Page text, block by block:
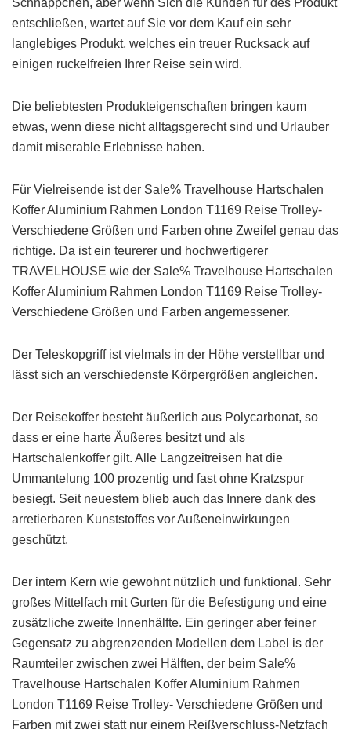
Schnäppchen, aber wenn Sich die Kunden für des Produkt
entschließen, wartet auf Sie vor dem Kauf ein sehr
langlebiges Produkt, welches ein treuer Rucksack auf
einigen ruckelfreien Ihrer Reise sein wird.
Die beliebtesten Produkteigenschaften bringen kaum
etwas, wenn diese nicht alltagsgerecht sind und Urlauber
damit miserable Erlebnisse haben.
Für Vielreisende ist der Sale% Travelhouse Hartschalen
Koffer Aluminium Rahmen London T1169 Reise Trolley-
Verschiedene Größen und Farben ohne Zweifel genau das
richtige. Da ist ein teurerer und hochwertigerer
TRAVELHOUSE wie der Sale% Travelhouse Hartschalen
Koffer Aluminium Rahmen London T1169 Reise Trolley-
Verschiedene Größen und Farben angemessener.
Der Teleskopgriff ist vielmals in der Höhe verstellbar und
lässt sich an verschiedenste Körpergrößen angleichen.
Der Reisekoffer besteht äußerlich aus Polycarbonat, so
dass er eine harte Äußeres besitzt und als
Hartschalenkoffer gilt. Alle Langzeitreisen hat die
Ummantelung 100 prozentig und fast ohne Kratzspur
besiegt. Seit neuestem blieb auch das Innere dank des
arretierbaren Kunststoffes vor Außeneinwirkungen
geschützt.
Der intern Kern wie gewohnt nützlich und funktional. Sehr
großes Mittelfach mit Gurten für die Befestigung und eine
zusätzliche zweite Innenhälfte. Ein geringer aber feiner
Gegensatz zu abgrenzenden Modellen dem Label is der
Raumteiler zwischen zwei Hälften, der beim Sale%
Travelhouse Hartschalen Koffer Aluminium Rahmen
London T1169 Reise Trolley- Verschiedene Größen und
Farben mit zwei statt nur einem Reißverschluss-Netzfach